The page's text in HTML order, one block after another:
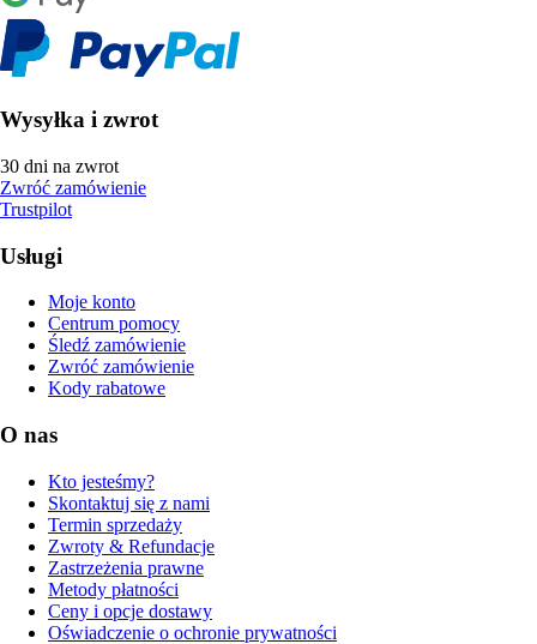
Wysyłka i zwrot
30 dni na zwrot
Zwróć zamówienie
Trustpilot
Usługi
Moje konto
Centrum pomocy
Śledź zamówienie
Zwróć zamówienie
Kody rabatowe
O nas
Kto jesteśmy?
Skontaktuj się z nami
Termin sprzedaży
Zwroty & Refundacje
Zastrzeżenia prawne
Metody płatności
Ceny i opcje dostawy
Oświadczenie o ochronie prywatności